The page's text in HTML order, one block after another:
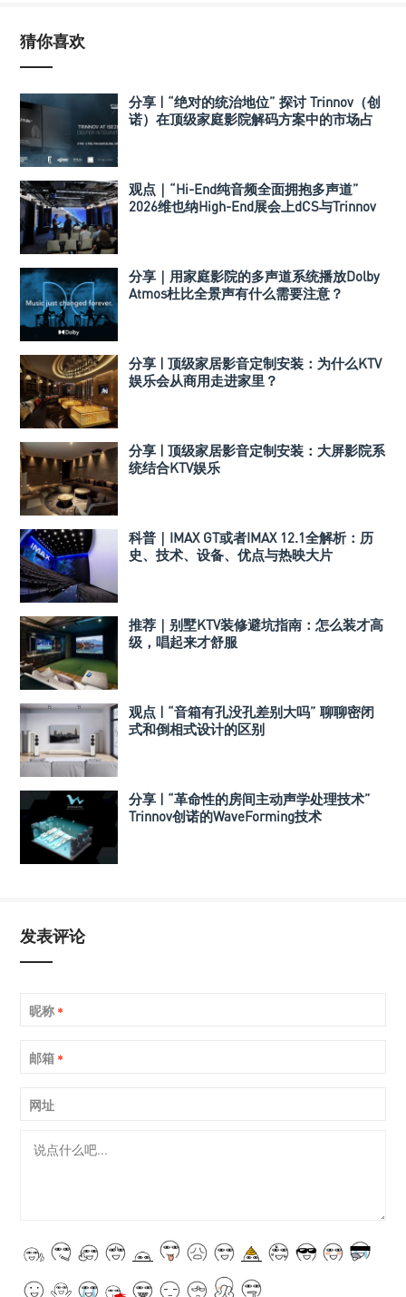
猜你喜欢
分享 | “绝对的统治地位” 探讨 Trinnov（创
诺）在顶级家庭影院解码方案中的市场占
观点｜“Hi-End纯音频全面拥抱多声道”
2026维也纳High-End展会上dCS与Trinnov
分享｜用家庭影院的多声道系统播放Dolby
Atmos杜比全景声有什么需要注意？
分享 | 顶级家居影音定制安装：为什么KTV
娱乐会从商用走进家里？
分享 | 顶级家居影音定制安装：大屏影院系
统结合KTV娱乐
科普｜IMAX GT或者IMAX 12.1全解析：历
史、技术、设备、优点与热映大片
推荐｜别墅KTV装修避坑指南：怎么装才高
级，唱起来才舒服
观点 | “音箱有孔没孔差别大吗” 聊聊密闭
式和倒相式设计的区别
分享 | “革命性的房间主动声学处理技术”
Trinnov创诺的WaveForming技术
发表评论
昵称 *
邮箱 *
网址